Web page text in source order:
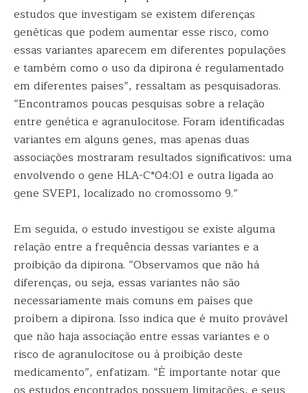
estudos que investigam se existem diferenças
genéticas que podem aumentar esse risco, como
essas variantes aparecem em diferentes populações
e também como o uso da dipirona é regulamentado
em diferentes países”, ressaltam as pesquisadoras.
“Encontramos poucas pesquisas sobre a relação
entre genética e agranulocitose. Foram identificadas
variantes em alguns genes, mas apenas duas
associações mostraram resultados significativos: uma
envolvendo o gene HLA-C*04:01 e outra ligada ao
gene SVEP1, localizado no cromossomo 9.”
Em seguida, o estudo investigou se existe alguma
relação entre a frequência dessas variantes e a
proibição da dipirona. “Observamos que não há
diferenças, ou seja, essas variantes não são
necessariamente mais comuns em países que
proíbem a dipirona. Isso indica que é muito provável
que não haja associação entre essas variantes e o
risco de agranulocitose ou à proibição deste
medicamento”, enfatizam. “É importante notar que